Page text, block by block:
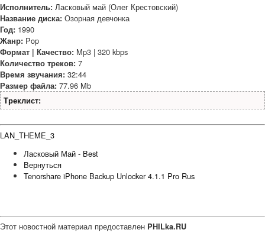
Исполнитель: Ласковый май (Олег Крестовский)
Название диска: Озорная девчонка
Год: 1990
Жанр: Pop
Формат | Качество: Mp3 | 320 kbps
Количество треков: 7
Время звучания: 32:44
Размер файла: 77.96 Mb
Треклист:
LAN_THEME_3
Ласковый Май - Best
Вернуться
Tenorshare iPhone Backup Unlocker 4.1.1 Pro Rus
Этот новостной материал предоставлен PHILka.RU